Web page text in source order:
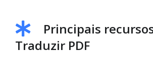
Principais
Traduzir PDF